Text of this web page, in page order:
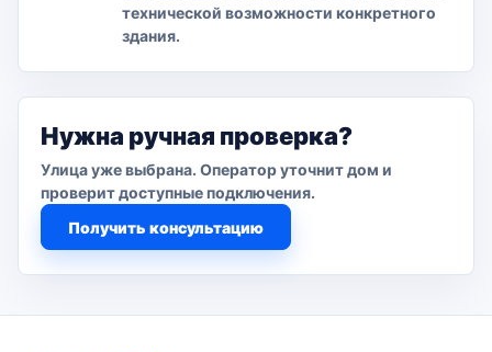
технической возможности конкретного
здания.
Нужна ручная проверка?
Улица уже выбрана. Оператор уточнит дом и
проверит доступные подключения.
Получить консультацию